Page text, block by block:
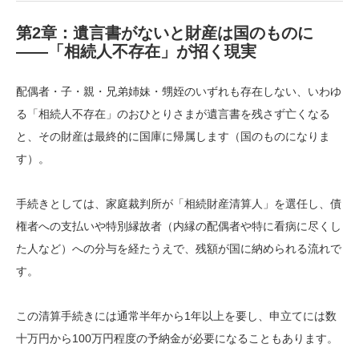
第2章：遺言書がないと財産は国のものに
——「相続人不存在」が招く現実
配偶者・子・親・兄弟姉妹・甥姪のいずれも存在しない、いわゆ
る「相続人不存在」のおひとりさまが遺言書を残さず亡くなる
と、その財産は最終的に国庫に帰属します（国のものになりま
す）。
手続きとしては、家庭裁判所が「相続財産清算人」を選任し、債
権者への支払いや特別縁故者（内縁の配偶者や特に看病に尽くし
た人など）への分与を経たうえで、残額が国に納められる流れで
す。
この清算手続きには通常半年から1年以上を要し、申立てには数
十万円から100万円程度の予納金が必要になることもあります。